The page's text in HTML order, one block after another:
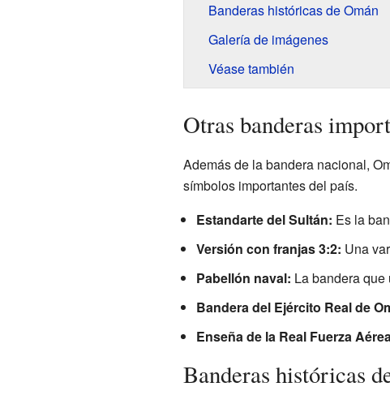
Banderas históricas de Omán
Galería de imágenes
Véase también
Otras banderas
Además de la bandera nacional,
símbolos importantes del país.
Estandarte del Sultán: Es la
Versión con franjas 3:2: Una
Pabellón naval: La bandera
Bandera del Ejército Real de
Enseña de la Real Fuerza
Banderas históricas